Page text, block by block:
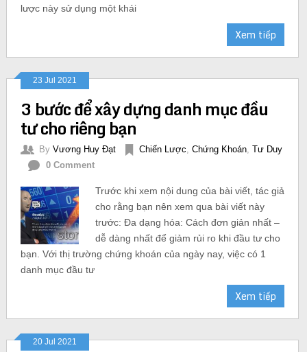
lược này sử dụng một khái
Xem tiếp
23 Jul 2021
3 bước để xây dựng danh mục đầu
tư cho riêng bạn
By Vương Huy Đạt Chiến Lược Chứng Khoán, Tư Duy
0 Comment
Trước khi xem nội dung của bài viết, tác giả
cho rằng bạn nên xem qua bài viết này
trước: Đa dạng hóa: Cách đơn giản nhất –
dễ dàng nhất để giảm rủi ro khi đầu tư cho
bạn. Với thị trường chứng khoán của ngày nay, việc có 1
danh mục đầu tư
Xem tiếp
20 Jul 2021